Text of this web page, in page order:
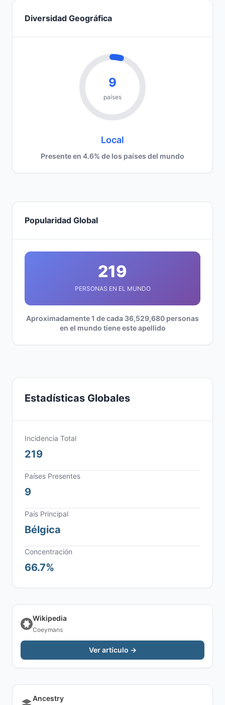
Diversidad Geográfica
9
países
Local
Presente en 4.6% de los países del mundo
Popularidad Global
219
PERSONAS EN EL MUNDO
Aproximadamente 1 de cada 36,529,680 personas
en el mundo tiene este apellido
Estadísticas Globales
Incidencia Total
219
Países Presentes
9
País Principal
Bélgica
Concentración
66.7%
Wikipedia
Coeymans
Ver artículo →
Ancestry